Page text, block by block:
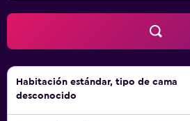
Habitación estándar, tipo de cama
desconocido